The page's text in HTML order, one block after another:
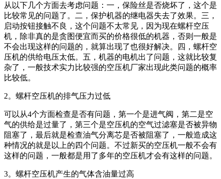
从以下几个方面去考虑问题：一，保险丝是否烧坏了，这个是
比较常见的问题了。二，保护机器的继电器失去了效果。三，
启动按钮接触不良，这个问题不太常见，因为现在螺杆空压
机，除非真的是贪图便宜而买的价格很低的机器，否则一般是
不会出现这样的问题的，就算出现了也很好解决。四，螺杆空
压机的供给电压太低。五，机器的电机出了问题，这就比较复
杂了，一般技术实力比较强的空压机厂家出现此类问题的概率
比较低。
2。螺杆空压机的排气压力过低
可以从4个方面检查是否有问题，第一个是进气阀，第二是空
气的供给是过量了，第三个是空压机的空气过滤塞是否被异物
阻塞了，最后就是检查油气分离芯是否被阻塞了，一般造成这
种情况的就是以上的四个问题。不过新买的空压机一般不会有
这样的问题，一般都是用了多年的空压机才会有这样的问题。
3。螺杆空压机产生的气体含油量过高